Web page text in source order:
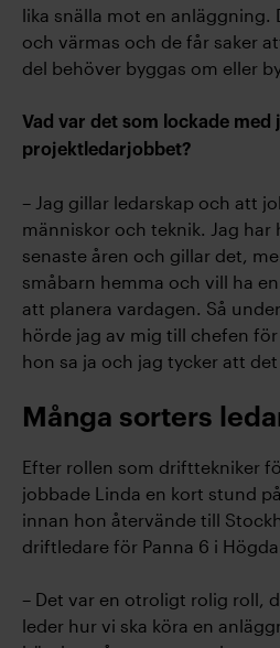
lika snälla mot en anläggning.
och värmas och de får saker
del behöver byggas om eller
Vad var det som lockade med
projektledarjobbet?
– Jag gillar ledarskap och att
människor och teknik. Jag
senaste åren och gillar det,
småbarn hemma och vill ha
att planera vardagen. Så
hörde jag av mig till chefen
hon sa ja och jag tycker att
Många sorters
Efter rollen som drifttekniker
jobbade Linda en kort stund
innan hon återvände till
driftledare för Panna 6 i
– Det var en otroligt rolig roll,
leder hur vi ska köra en